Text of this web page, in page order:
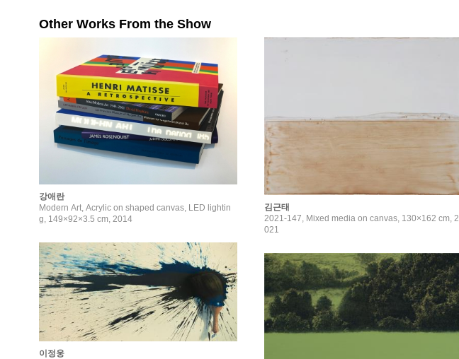
Other Works From the Show
강애란
Modern Art, Acrylic on shaped canvas, LED lightin
g, 149×92×3.5 cm, 2014
김근태
2021-147, Mixed media on canvas, 130×162 cm, 2
021
이정웅